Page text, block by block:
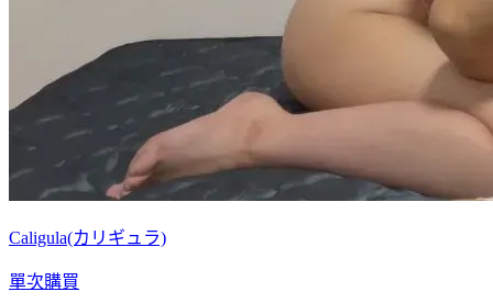
Caligula(カリギュラ)
單次購買